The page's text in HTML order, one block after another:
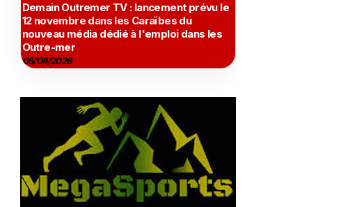
Demain Outremer TV : lancement prévu le
12 novembre dans les Caraïbes du
nouveau média dédié à l'emploi dans les
Outre-mer
05/08/2026